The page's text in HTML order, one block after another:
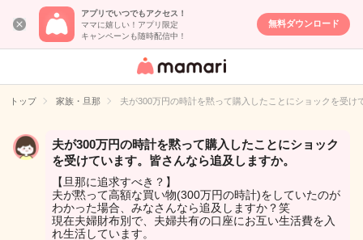
アプリでいつでもアクセス！
ママに嬉しい！アプリ限定
キャンペーンも随時配信中！
無料ダウンロード
女性専用匿名QA
イト
トップ 家族・旦那 夫が300万円の時計を黙って購入したことにショックを受け
夫が300万円の時計を黙って購入したことにショック
を受けています。皆さんなら追及しますか。
【旦那に追求すべき？】
夫が黙って高額な買い物(300万円の時計)をしていたのが
わかった場合、みなさんなら追及しますか？笑
現在夫婦財布別で、夫婦共有の口座にお互い生活費を入
れ生活しています。